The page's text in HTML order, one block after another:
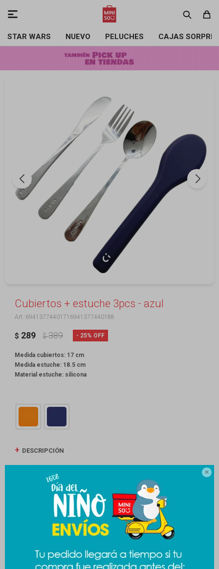

STAR WARS NUEVO PELUCHES CAJAS

Cubiertos + estuche 3pcs - azul
69413774401716941377440188
$ 289 $ 389 25
Medida cubiertos: 17 cm
Medida estuche: 18.5 cm
Material estuche: silicona
DESCRIPCIÓN
CAMBIOS Y DEVOLUCIONES
MEDIOS DE PAGO
Productos que te pueden interesar